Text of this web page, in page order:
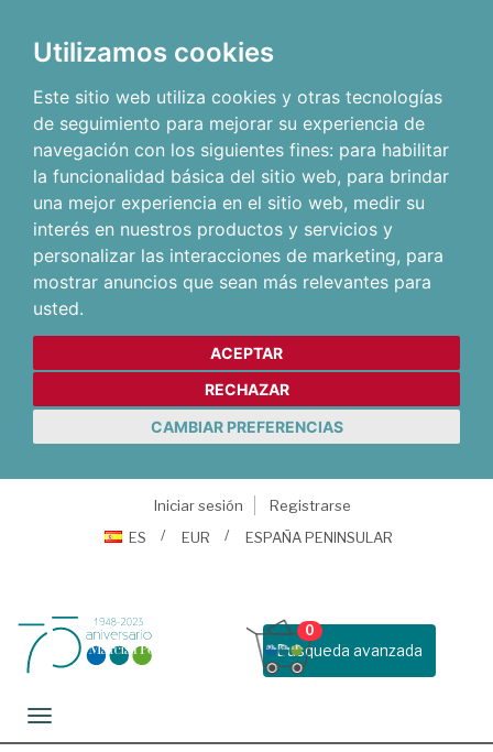
Utilizamos cookies
Este sitio web utiliza cookies y otras tecnologías
de seguimiento para mejorar su experiencia de
navegación con los siguientes fines: para habilitar
la funcionalidad básica del sitio web, para brindar
una mejor experiencia en el sitio web, medir su
interés en nuestros productos y servicios y
personalizar las interacciones de marketing, para
mostrar anuncios que sean más relevantes para
usted.
ACEPTAR
RECHAZAR
CAMBIAR PREFERENCIAS
Iniciar sesión
Registrarse
ES
EUR ESPAÑA PENINSULAR
Busqueda avanzada
0
Toggle navigation